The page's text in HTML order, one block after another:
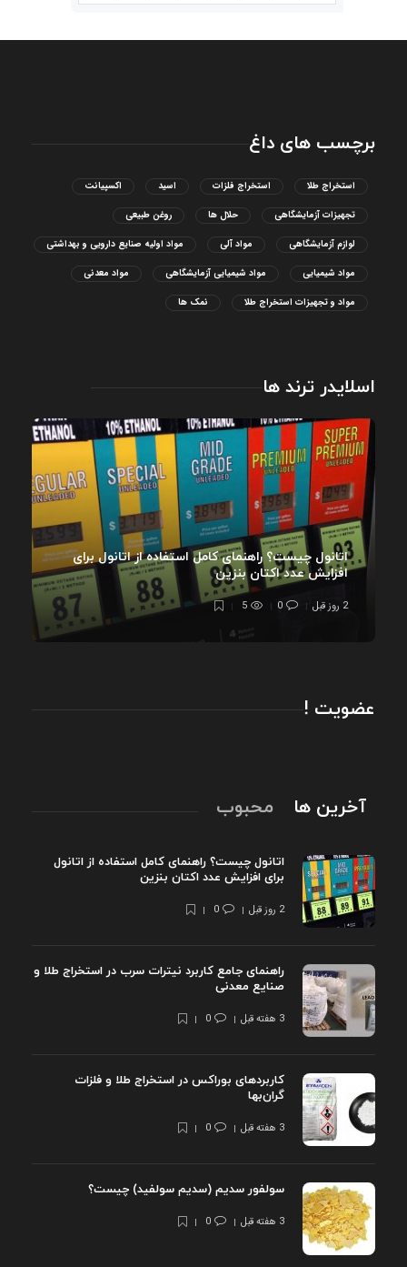
برچسب های داغ
استخراج طلا استخراج فلزات اسید اکسپیانت
تجهیزات آزمایشگاهی حلال ها روغن طبیعی
لوازم آزمایشگاهی مواد آلی مواد اولیه صنایع دارویی و بهداشتی
مواد شیمیایی مواد شیمیایی آزمایشگاهی مواد معدنی
مواد و تجهیزات استخراج طلا نمک ها
اسلایدر ترند ها
اتانول چیست؟ راهنمای کامل استفاده از اتانول برای
افزایش عدد اکتان بنزین
2 روز قبل 0
5
عضویت !
آخرین ها محبوب
اتانول چیست؟ راهنمای کامل استفاده از اتانول
برای افزایش عدد اکتان بنزین
2 روز قبل 0
راهنمای جامع کاربرد نیترات سرب در استخراج طلا و
صنایع معدنی
3 هفته قبل 0
کاربردهای بوراکس در استخراج طلا و فلزات
گران‌بها
3 هفته قبل 0
سولفور سدیم (سدیم سولفید) چیست؟
3 هفته قبل 0